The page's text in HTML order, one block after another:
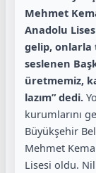
Mehmet
Anadolu
gelip, onlarla
seslenen
üretmemiz,
lazım” dedi.
kurumlarını
Büyükşehir
Mehmet
Lisesi oldu.